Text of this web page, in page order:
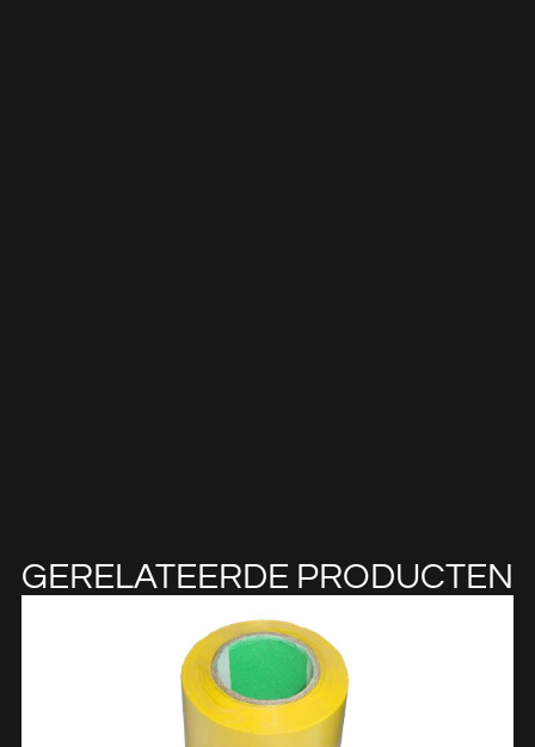
GERELATEERDE PRODUCTEN